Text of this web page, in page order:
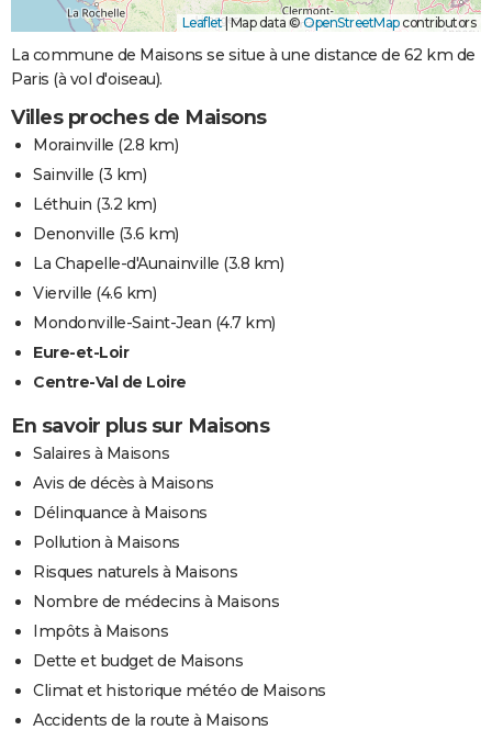
Leaflet|Map data ©OpenStreetMapcontributors
La commune de Maisons se situe à une distance de 62 km de
Paris (à vol d'oiseau).
Villes proches de Maisons
Morainville (2.8 km)
Sainville (3 km)
Léthuin (3.2 km)
Denonville (3.6 km)
La Chapelle-d'Aunainville (3.8 km)
Vierville (4.6 km)
Mondonville-Saint-Jean (4.7 km)
Eure-et-Loir
Centre-Val de Loire
En savoir plus sur Maisons
Salaires à Maisons
Avis de décès à Maisons
Délinquance à Maisons
Pollution à Maisons
Risques naturels à Maisons
Nombre de médecins à Maisons
Impôts à Maisons
Dette et budget de Maisons
Climat et historique météo de Maisons
Accidents de la route à Maisons